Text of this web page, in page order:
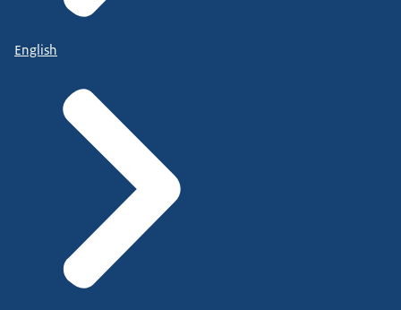
English